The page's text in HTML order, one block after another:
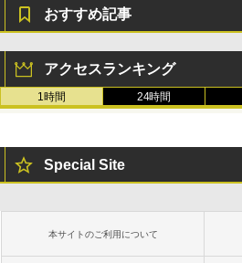
おすすめ記事
アクセスランキング
1時間 24時間
Special Site
本サイトのご利用について